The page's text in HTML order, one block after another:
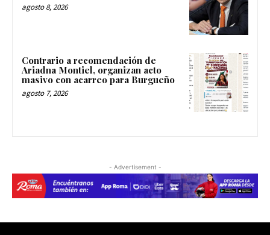
agosto 8, 2026
Contrario a recomendación de
Ariadna Montiel, organizan acto
masivo con acarreo para Burgueño
agosto 7, 2026
- Advertisement -